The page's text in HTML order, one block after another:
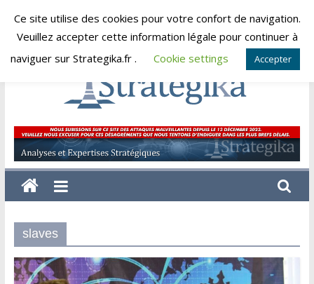
Skip
samedi, août 8, 2026
Strategika
Expertise
et
Analyses
slaves
Ce site utilise des cookies pour votre confort de navigation.
Veuillez accepter cette information légale pour continuer à
naviguer sur Strategika.fr .
Cookie settings Accepter